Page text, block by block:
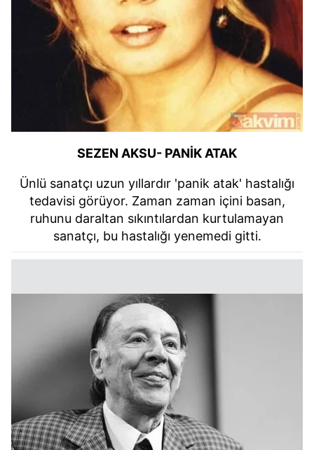
SEZEN AKSU- PANİK ATAK
Ünlü sanatçı uzun yıllardır 'panik atak' hastalığı
tedavisi görüyor. Zaman zaman içini basan,
ruhunu daraltan sıkıntılardan kurtulamayan
sanatçı, bu hastalığı yenemedi gitti.